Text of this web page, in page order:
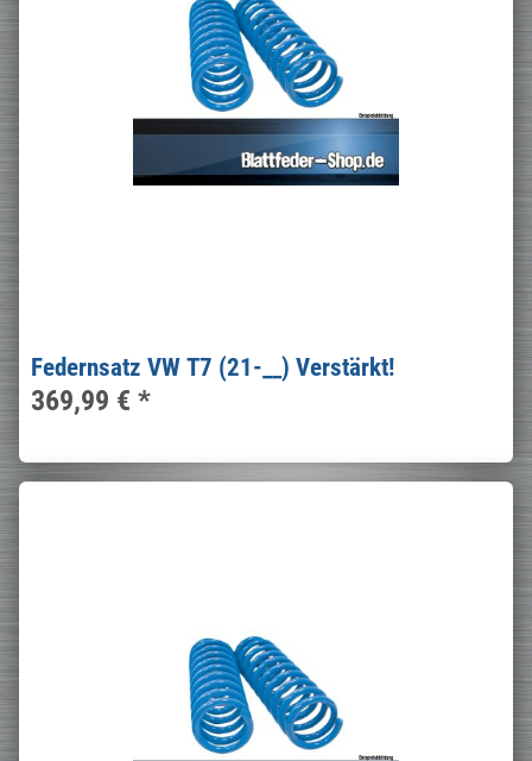
Federnsatz VW T7 (21-__) Verstärkt!
369,99 € *